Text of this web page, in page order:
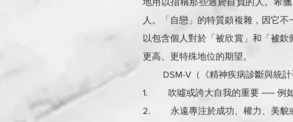
地用以指稱那些過於自負的人。希
人。「自戀」的特質頗複雜，因它
以包含個人對於「被欣賞」和「被
更高、更特殊地位的期望。
DSM-V（《精神疾病診斷與統
1.        吹噓或誇大自我的重要 ──
2.        永遠專注於成功、權力、美